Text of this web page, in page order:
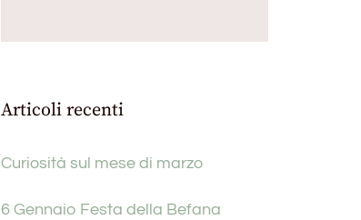
Articoli recenti
Curiosità sul mese di marzo
6 Gennaio Festa della Befana